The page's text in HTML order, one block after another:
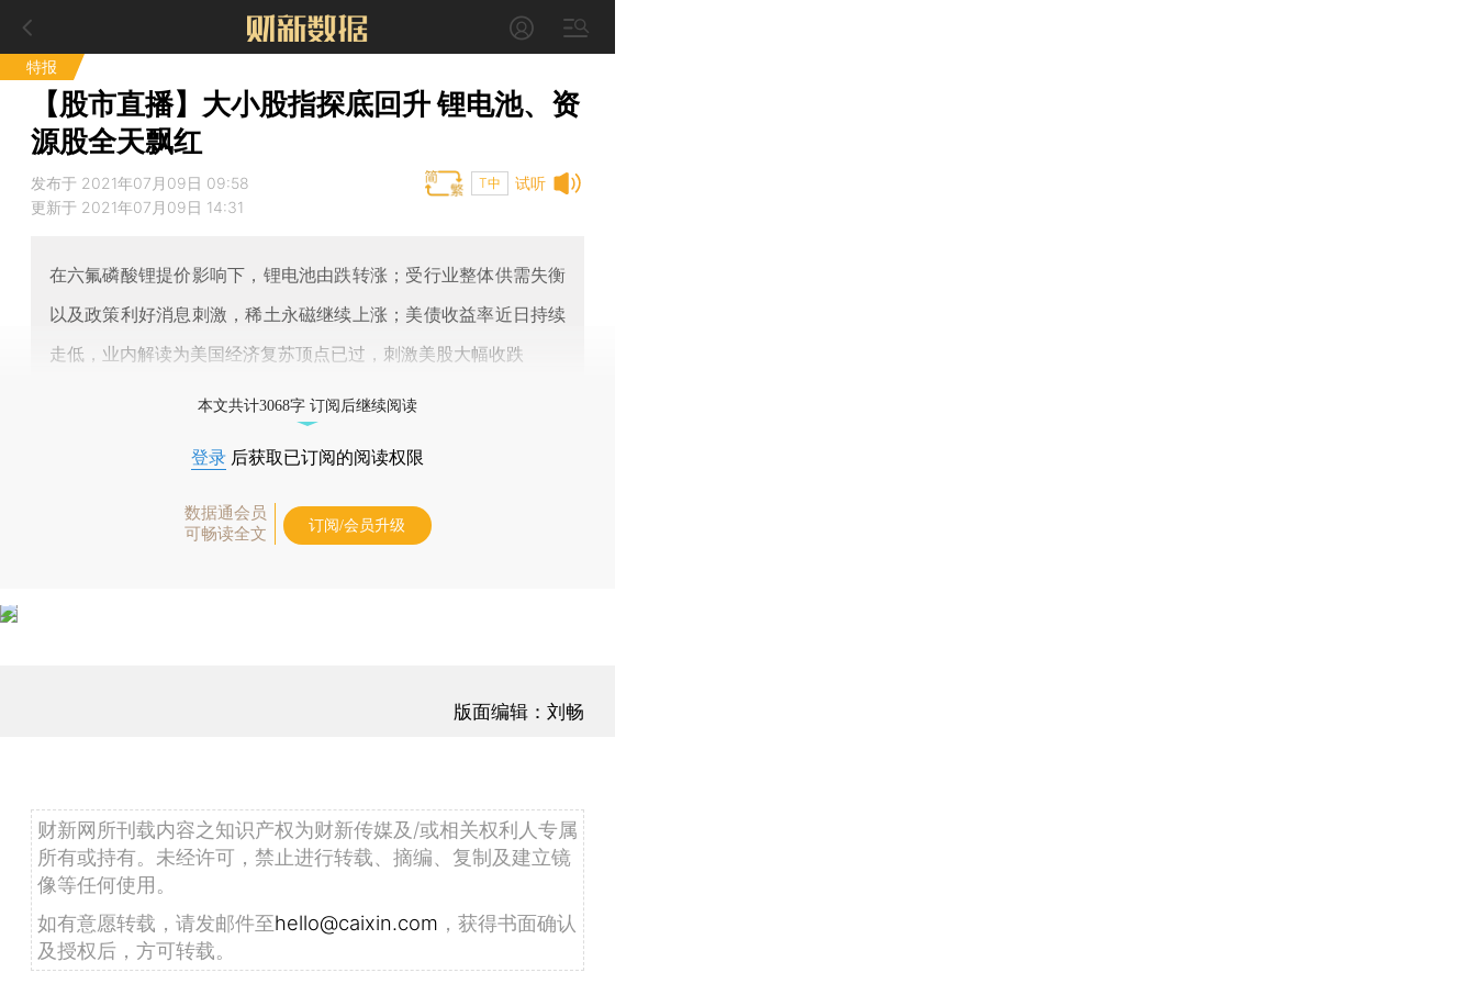
特报
【股市直播】大小股指探底回升 锂电池、资
源股全天飘红
试听
发布于 2021年07月09日 09:58
更新于 2021年07月09日 14:31
T中
在六氟磷酸锂提价影响下，锂电池由跌转涨；受行业整体供需失衡
以及政策利好消息刺激，稀土永磁继续上涨；美债收益率近日持续
走低，业内解读为美国经济复苏顶点已过，刺激美股大幅收跌
本文共计3068字 订阅后继续阅读
登录 后获取已订阅的阅读权限
数据通会员
可畅读全文
订阅/会员升级
版面编辑：刘畅
财新网所刊载内容之知识产权为财新传媒及/或相关权利人专属
所有或持有。未经许可，禁止进行转载、摘编、复制及建立镜
像等任何使用。
如有意愿转载，请发邮件至hello@caixin.com ，获得书面确认
及授权后，方可转载。